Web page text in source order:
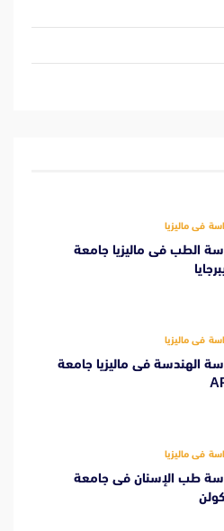
فى ماليزيا
الطب فى ماليزيا جامعة
فى ماليزيا
الهندسة فى ماليزيا جامعة
فى ماليزيا
طب الإسنان فى جامعة